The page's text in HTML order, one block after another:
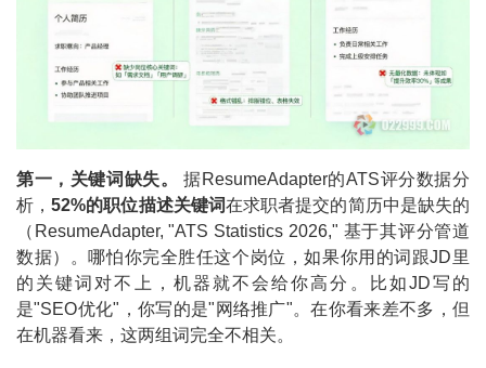
第一，关键词缺失。
据ResumeAdapter的ATS评分数据分
析，52%的职位描述关键词在求职者提交的简历中是缺失的
（ResumeAdapter, "ATS Statistics 2026," 基于其评分管道
数据）。哪怕你完全胜任这个岗位，如果你用的词跟JD里
的关键词对不上，机器就不会给你高分。比如JD写的
是"SEO优化"，你写的是"网络推广"。在你看来差不多，但
在机器看来，这两组词完全不相关。